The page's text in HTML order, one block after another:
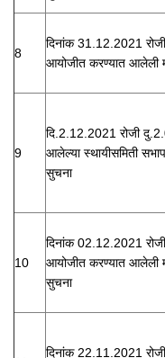
8
दिनांक 31.12.2021
आयोजीत करण्यात आलेली
9
दि.2.12.2021 रोजी
आलेल्या स्थायीसमिती
सुचना
10
दिनांक 02.12.2021
आयोजीत करण्यात आलेली
सुचना
दिनांक 22.11.2021